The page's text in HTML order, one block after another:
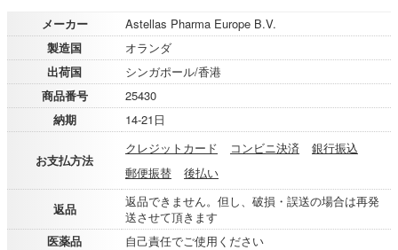
メーカー
Astellas Pharma Europe B.V.
製造国
オランダ
出荷国
シンガポール/香港
商品番号
25430
納期
14-21日
お支払方法
クレジットカード コンビニ決済
銀行振込
郵便振替
後払い
返品
返品できません。但し、破損・誤送の場合は再発
送させて頂きます
医薬品
自己責任でご使用ください